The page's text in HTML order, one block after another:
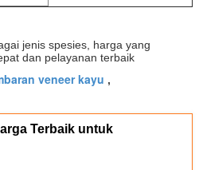
jenis spesies, harga yang
dan pelayanan terbaik
veneer kayu ,
Terbaik untuk